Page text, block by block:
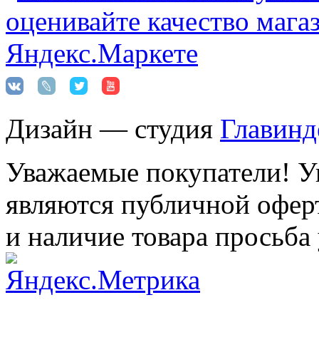
Дизайн — студия
Уважаемые покупатели!
являются публичной
и наличие товара